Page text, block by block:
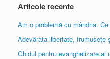
Articole recente
Am o problemă cu mândria.
Adevărata libertate, frumusețe
Ghidul pentru evanghelizare al